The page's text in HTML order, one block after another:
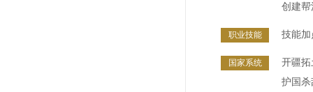
创建帮
职业技能 技能加
国家系统
开疆拓
护国